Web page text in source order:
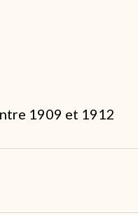
1909 et 1912